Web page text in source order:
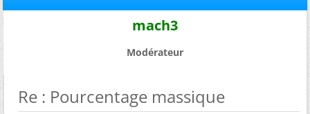
mach3
Modérateur
Re : Pourcentage massique